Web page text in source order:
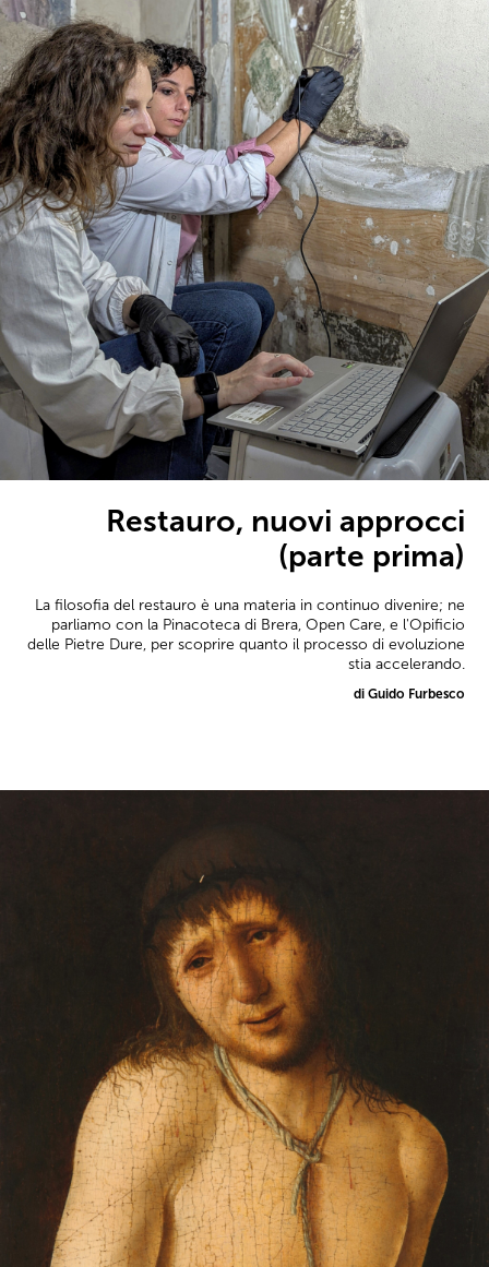
Restauro, nuovi approcci
(parte prima)
La filosofia del restauro è una materia in continuo divenire; ne
parliamo con la Pinacoteca di Brera, Open Care, e l'Opificio
delle Pietre Dure, per scoprire quanto il processo di evoluzione
stia accelerando.
di Guido Furbesco